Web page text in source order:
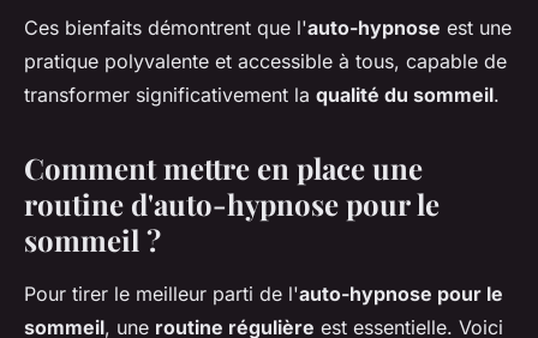
Ces bienfaits démontrent que l'auto-hypnose est une
pratique polyvalente et accessible à tous, capable de
transformer significativement la qualité du sommeil.
Comment mettre en place une
routine d'auto-hypnose pour le
sommeil ?
Pour tirer le meilleur parti de l'auto-hypnose pour le
sommeil, une routine régulière est essentielle. Voici